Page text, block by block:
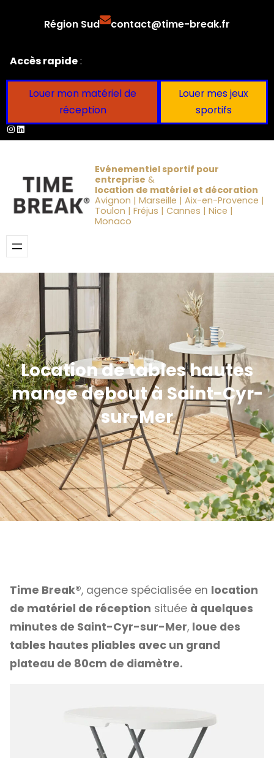
Région Sud contact@time-break.fr
Accès rapide:
Louer mon matériel de
réception
Louer mes jeux
sportifs
Instagram
LinkedIn
Evénementiel sportif pour
entreprise &
location de matériel et décoration
Avignon | Marseille | Aix-en-Provence |
Toulon | Fréjus | Cannes | Nice |
Monaco
Location de tables hautes
mange debout à Saint-Cyr-
sur-Mer
Time Break®, agence spécialisée en location
de matériel de réception située à quelques
minutes de Saint-Cyr-sur-Mer, loue des
tables hautes pliables avec un grand
plateau de 80cm de diamètre.